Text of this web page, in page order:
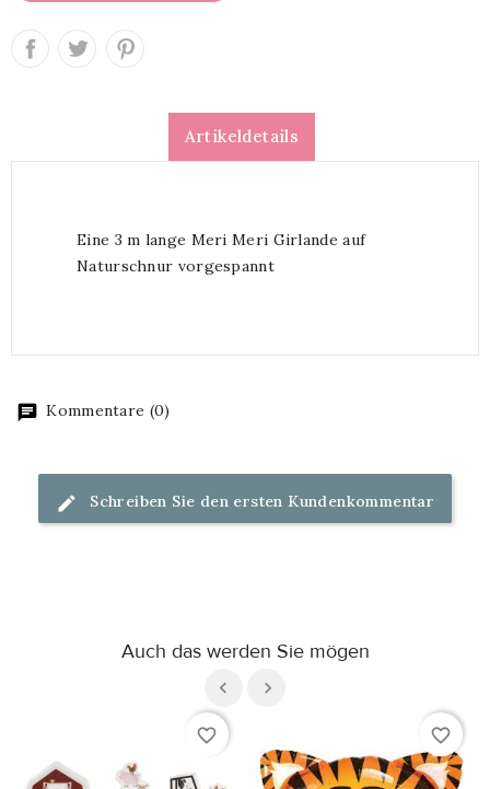
Artikeldetails
Eine 3 m lange Meri Meri Girlande auf
Naturschnur vorgespannt
Kommentare (0)
Schreiben Sie den ersten Kundenkommentar
Auch das werden Sie mögen
favorite_border favorite_border